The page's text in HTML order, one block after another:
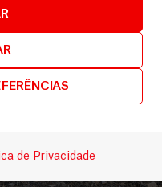
de Privacidade